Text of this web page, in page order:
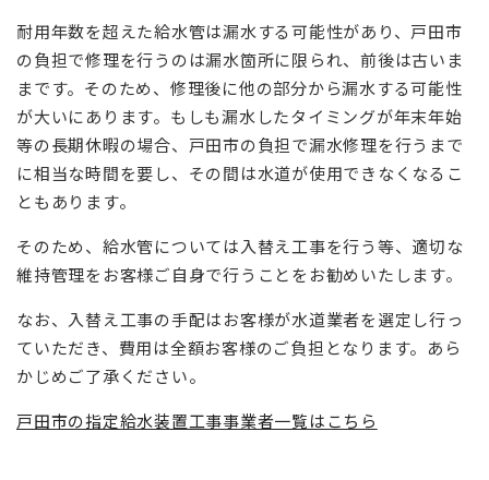
耐用年数を超えた給水管は漏水する可能性があり、戸田市
の負担で修理を行うのは漏水箇所に限られ、前後は古いま
まです。そのため、修理後に他の部分から漏水する可能性
が大いにあります。もしも漏水したタイミングが年末年始
等の長期休暇の場合、戸田市の負担で漏水修理を行うまで
に相当な時間を要し、その間は水道が使用できなくなるこ
ともあります。
そのため、給水管については入替え工事を行う等、適切な
維持管理をお客様ご自身で行うことをお勧めいたします。
なお、入替え工事の手配はお客様が水道業者を選定し行っ
ていただき、費用は全額お客様のご負担となります。あら
かじめご了承ください。
戸田市の指定給水装置工事事業者一覧はこちら